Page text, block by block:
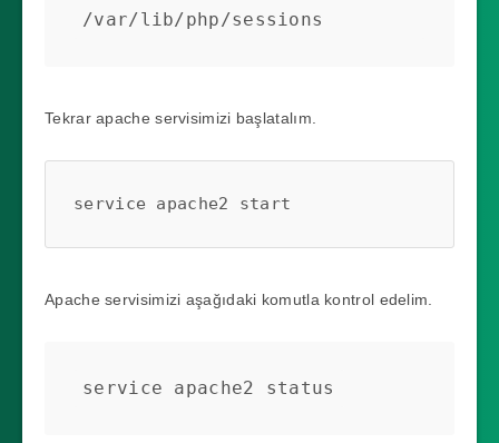
/var/lib/php/sessions
Tekrar apache servisimizi başlatalım.
service apache2 start
Apache servisimizi aşağıdaki komutla kontrol edelim.
service apache2 status